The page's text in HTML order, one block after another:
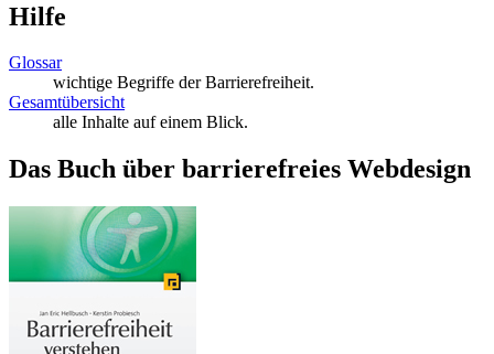
Hilfe
Glossar
wichtige Begriffe der Barrierefreiheit.
Gesamtübersicht
alle Inhalte auf einem Blick.
Das Buch über barrierefreies Webdesign